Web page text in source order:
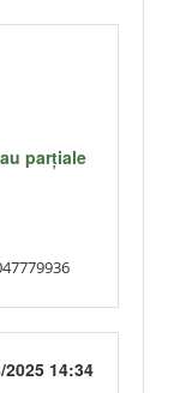
parţiale
2025 14:34